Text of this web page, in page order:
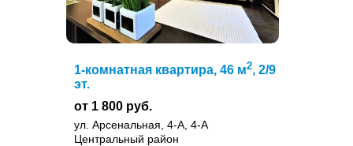
1-комнатная квартира, 46 м2, 2/9
эт.
от 1 800 руб.
ул. Арсенальная, 4-А, 4-А
Центральный район